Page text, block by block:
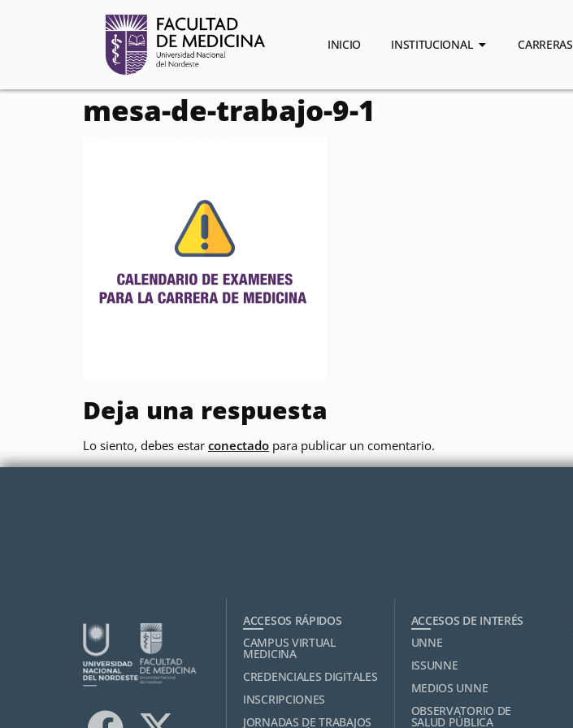
INICIO INSTITUCIONAL CARRERAS
mesa-de-trabajo-9-1
Deja una respuesta
Lo siento, debes estar conectado para publicar un comentario.
ACCESOS RÁPIDOS
CAMPUS VIRTUAL
MEDICINA
CREDENCIALES DIGITALES
INSCRIPCIONES
JORNADAS DE TRABAJOS
ACCESOS DE INTERÉS
UNNE
ISSUNNE
MEDIOS UNNE
OBSERVATORIO DE
SALUD PÚBLICA